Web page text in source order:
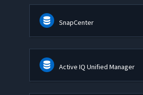
SnapCenter
Active IQ Unified Manager